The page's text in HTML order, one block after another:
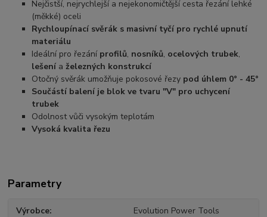
Nejčistší, nejrychlejší a nejekonomičtější cesta řezání lehké
(měkké) oceli
Rychloupínací svěrák s masivní tyčí pro rychlé upnutí
materiálu
Ideální pro řezání profilů, nosníků, ocelových trubek,
lešení aželezných konstrukcí
Otočný svěrák umožňuje pokosové řezy pod úhlem 0° - 45°
Součástí balení je blok ve tvaru "V" pro uchycení
trubek
Odolnost vůči vysokým teplotám
Vysoká kvalita řezu
Parametry
Výrobce Evolution Power Tools